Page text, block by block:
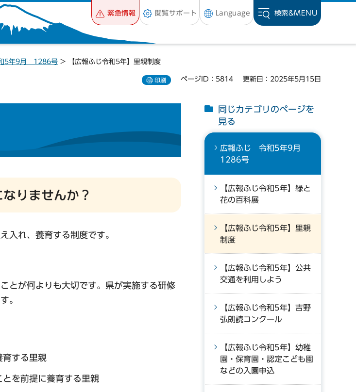
緊急情報 閲覧サポート Language 検索&MENU
5年9月 1286号 > 【広報ふじ令和5年】里親制度
印刷 ページID：5814 更新日：2025年5月15日
りませんか？
入れ、養育する制度です。
とが何よりも大切です。県が実施する研修
。
する里親
を前提に養育する里親
同じカテゴリのページを
見る
広報ふじ 令和5年9月
1286号
【広報ふじ令和5年】緑と
花の百科展
【広報ふじ令和5年】里親
制度
【広報ふじ令和5年】公共
交通を利用しよう
【広報ふじ令和5年】吉野
弘朗読コンクール
【広報ふじ令和5年】幼稚
園・保育園・認定こども園
などの入園申込